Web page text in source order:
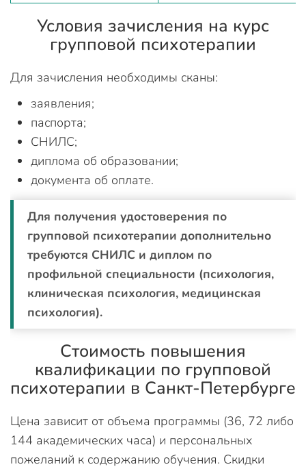
Условия зачисления на курс
групповой психотерапии
Для зачисления необходимы сканы:
заявления;
паспорта;
СНИЛС;
диплома об образовании;
документа об оплате.
Для получения удостоверения по
групповой психотерапии дополнительно
требуются СНИЛС и диплом по
профильной специальности (психология,
клиническая психология, медицинская
психология).
Стоимость повышения
квалификации по групповой
психотерапии в Санкт-Петербурге
Цена зависит от объема программы (36, 72 либо
144 академических часа) и персональных
пожеланий к содержанию обучения. Скидки